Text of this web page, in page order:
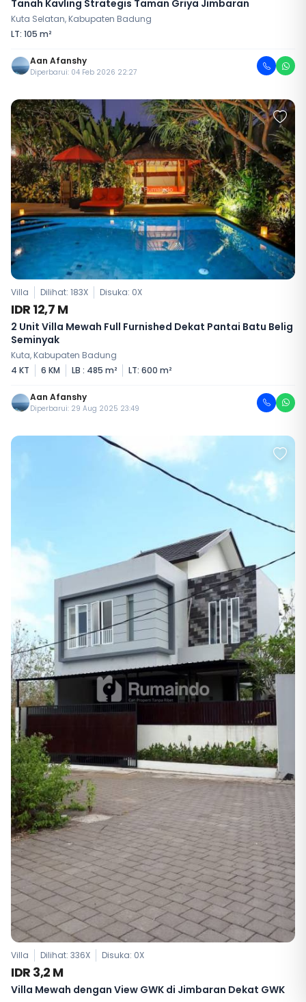
Tanah Kavling Strategis Taman Griya Jimbaran
Kuta Selatan, Kabupaten Badung
LT: 105 m²
Aan Afanshy
Diperbarui: 04 Feb 2026 22:27
Villa Dilihat: 183X Disuka: 0X
IDR 12,7 M
2 Unit Villa Mewah Full Furnished Dekat Pantai Batu Belig
Seminyak
Kuta, Kabupaten Badung
4 KT
6 KM LB : 485 m² LT: 600 m²
Aan Afanshy
Diperbarui: 29 Aug 2025 23:49
Villa Dilihat: 336X Disuka: 0X
IDR 3,2 M
Villa Mewah dengan View GWK di Jimbaran Dekat GWK